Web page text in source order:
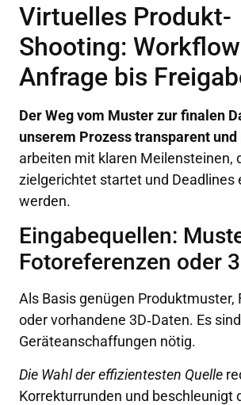
Virtuelles Produkt-
Shooting:
Anfrage bis
Der Weg vom Muster zur finalen
unserem Prozess transparent und
arbeiten mit klaren Meilensteinen,
zielgerichtet startet und Deadlines
werden.
Eingabequellen:
Fotoreferenzen oder
Als Basis genügen Produktmuster,
oder vorhandene 3D‑Daten. Es
Geräteanschaffungen nötig.
Die Wahl der effizientesten Quelle
Korrekturrunden und beschleunigt